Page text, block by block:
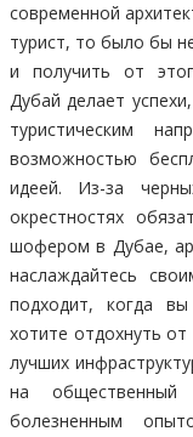
современной
турист, то было бы
и получить от
Дубай делает
туристическим
возможностью
идеей. Из-за
окрестностях
шофером в Дубае,
наслаждайтесь
подходит, когда
хотите отдохнуть
лучших
на
болезненным